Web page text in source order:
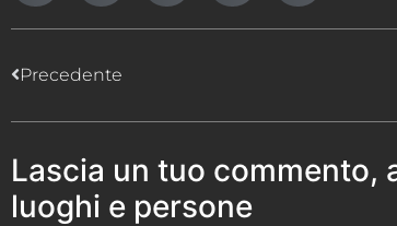
Precedente
Lascia un tuo commento,
luoghi e persone